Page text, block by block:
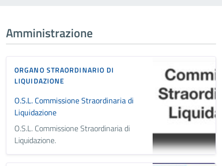
Amministrazione
ORGANO STRAORDINARIO DI
LIQUIDAZIONE
O.S.L. Commissione Straordinaria di
Liquidazione
O.S.L. Commissione Straordinaria di
Liquidazione.